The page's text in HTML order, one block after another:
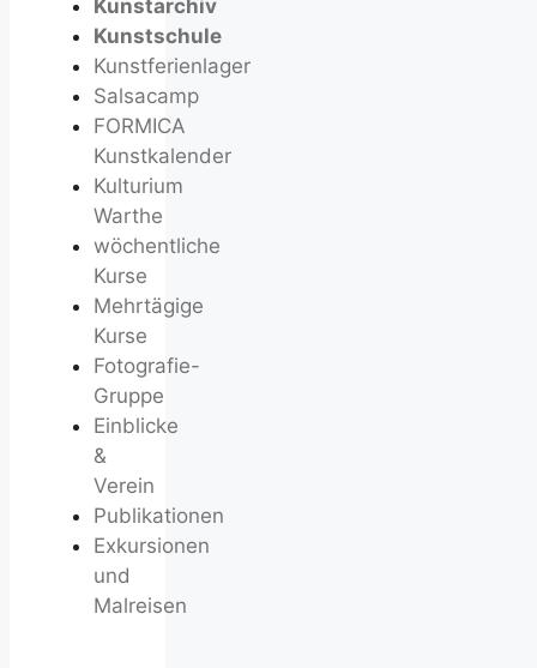
Kunstarchiv
Kunstschule
Kunstferienlager
Salsacamp
FORMICA
Kunstkalender
Kulturium
Warthe
wöchentliche
Kurse
Mehrtägige
Kurse
Fotografie-
Gruppe
Einblicke
&
Verein
Publikationen
Exkursionen
und
Malreisen